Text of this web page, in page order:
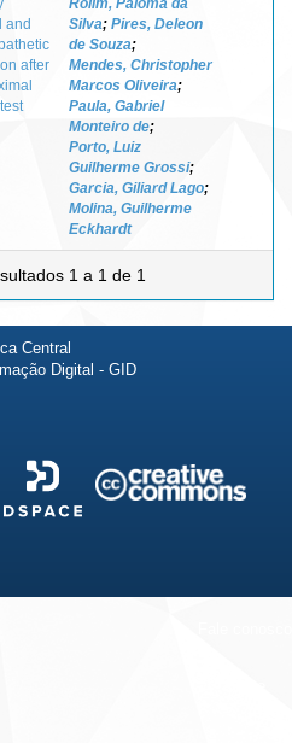
and
after
Silva; Pires, Deleon
de Souza;
Mendes, Christopher
Marcos Oliveira;
Paula, Gabriel
Monteiro de;
Porto, Luiz
Guilherme Grossi;
Garcia, Giliard Lago;
Molina, Guilherme
Eckhardt
1 a 1 de 1
Central
Digital - GID